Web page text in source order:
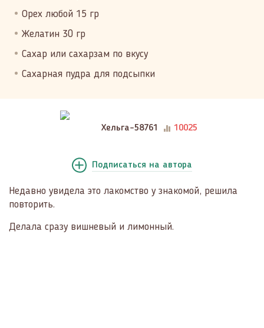
Орех любой 15 гр
Желатин 30 гр
Сахар или сахарзам по вкусу
Сахарная пудра для подсыпки
Хельга-58761 10025
Подписаться на автора
Недавно увидела это лакомство у знакомой, решила
повторить.
Делала сразу вишневый и лимонный.